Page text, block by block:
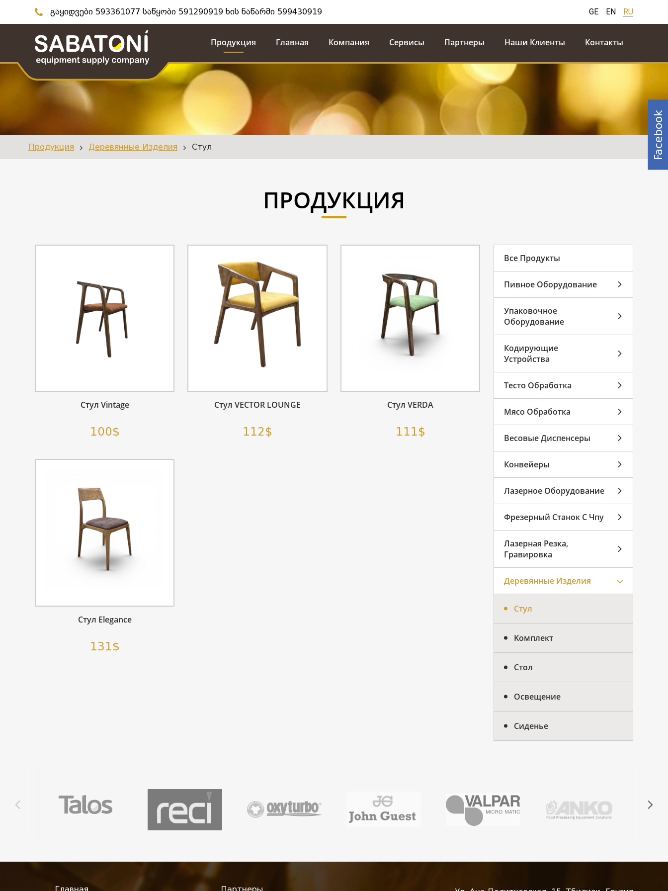
გაყიდვები 593361077 საწყობი 591290919 ხის ნაწარმი 599430919 GE EN RU
Продукция Главная Компания Сервисы Партнеры Наши Клиенты Контакты
Facebook
Продукция Деревянные Изделия Стул
ПРОДУКЦИЯ
Стул Vintage
100$
Стул VECTOR LOUNGE
112$
Стул VERDA
111$
Стул Elegance
131$
Все Продукты
Пивное Оборудование
Упаковочное
Оборудование
Кодирующие
Устройства
Тесто Обработка
Мясо Обработка
Весовые Диспенсеры
Конвейеры
Лазерное Оборудование
Фрезерный Станок С Чпу
Лазерная Резка,
Гравировка
Деревянные Изделия
Стул
Kомплект
Стол
Освещение
Сиденье